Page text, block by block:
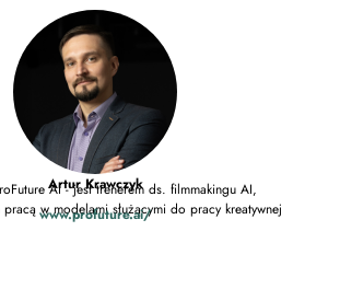
Artur Krawczyk
AI - jest trenerem ds. filmmakingu AI,
pracą w modelami służącymi do pracy kreatywnej
www.profuture.ai/